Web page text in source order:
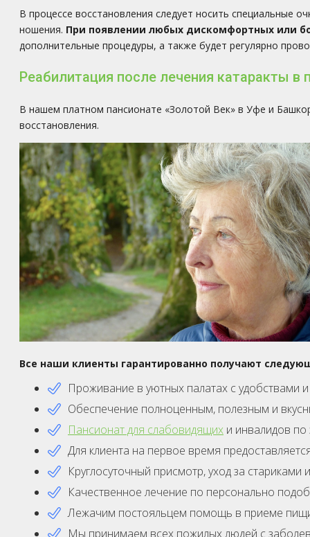
В процессе восстановления следует носить специальные
ношения. При появлении любых дискомфортных или
дополнительные процедуры, а также будет регулярно
Реабилитация после лечения катаракты в
В нашем платном пансионате «Золотой Век» в Уфе и
восстановления.
Все наши клиенты гарантированно получают
Проживание в уютных палатах с удобствами
Обеспечение полноценным, полезным и
Пансионат для слабовидящих и инвалидов
Для клиента на первое время
Круглосуточный присмотр, уход за
Качественное лечение по персонально
Лежачим постояльцем помощь в приеме
Мы принимаем всех пожилых людей с